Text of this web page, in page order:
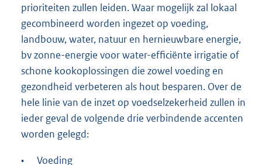
prioriteiten zullen leiden. Waar mogelijk zal lokaal
gecombineerd worden ingezet op voeding,
landbouw, water, natuur en hernieuwbare energie,
bv zonne-energie voor water-efficiënte irrigatie of
schone kookoplossingen die zowel voeding en
gezondheid verbeteren als hout besparen. Over de
hele linie van de inzet op voedselzekerheid zullen in
ieder geval de volgende drie verbindende accenten
worden gelegd:
• Voeding